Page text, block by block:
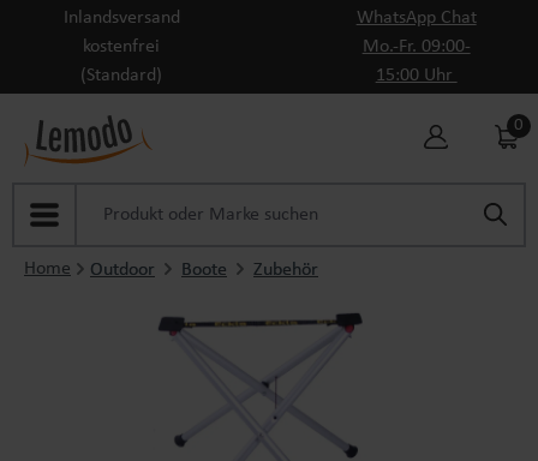
Zum Hauptinhalt springen
Inlandsversand
kostenfrei
(Standard)
WhatsApp Chat
Mo.-Fr. 09:00-
15:00 Uhr
0
Home Outdoor Boote Zubehör